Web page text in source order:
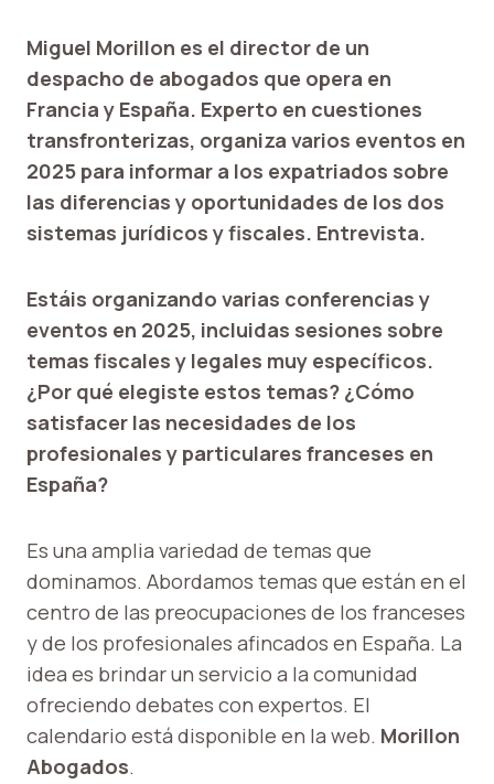
Miguel Morillon es el director de un
despacho de abogados que opera en
Francia y España. Experto en cuestiones
transfronterizas, organiza varios eventos en
2025 para informar a los expatriados sobre
las diferencias y oportunidades de los dos
sistemas jurídicos y fiscales. Entrevista.
Estáis organizando varias conferencias y
eventos en 2025, incluidas sesiones sobre
temas fiscales y legales muy específicos.
¿Por qué elegiste estos temas? ¿Cómo
satisfacer las necesidades de los
profesionales y particulares franceses en
España?
Es una amplia variedad de temas que
dominamos. Abordamos temas que están en el
centro de las preocupaciones de los franceses
y de los profesionales afincados en España. La
idea es brindar un servicio a la comunidad
ofreciendo debates con expertos. El
calendario está disponible en la web. Morillon
Abogados.